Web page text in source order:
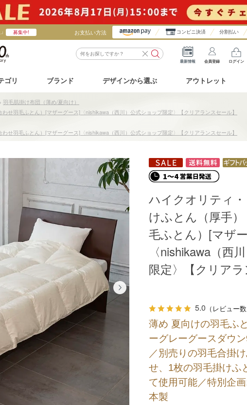
募集中! お支払い方法 コンビニ決済 分割払い
最新情報 会員登録 ログイン
ゴリ ブランド デザインから選ぶ アウトレット
羽毛肌掛け布団（薄め/夏向け）
せ羽毛ふとん）[マザーグース]〈nishikawa（西川）公式ショップ限定〉【クリアランスセール】
せ羽毛ふとん）[マザーグース]〈nishikawa（西川）公式ショップ限定〉【クリアランスセール】
薄め 夏向けの羽毛ふ
ーグレーグースダウ
／別売りの羽毛合掛
せ、1枚の羽毛掛けふ
て使用可能／特別企
本製
ハイクオリティ
けふとん（厚手
毛ふとん）[マザ
〈nishikawa（西
限定〉【クリアラ
5.0 （レビュー